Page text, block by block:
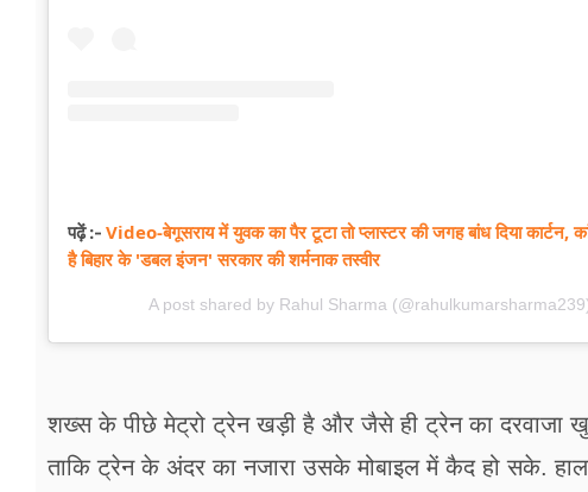
पढ़ें :- Video-बेगूसराय में युवक का पैर टूटा तो प्लास्टर की जगह बांध दिया कार्टन,
है बिहार के 'डबल इंजन' सरकार की शर्मनाक तस्वीर
A post shared by Rahul Sharma
शख्स के पीछे मेट्रो ट्रेन खड़ी है और जैसे ही ट्रेन का दरवाजा
ताकि ट्रेन के अंदर का नजारा उसके मोबाइल में कैद हो सके.